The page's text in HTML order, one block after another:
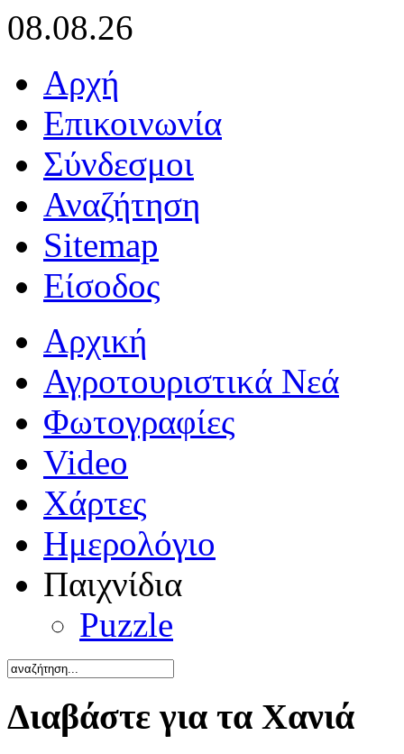
08.08.26
Αρχή
Επικοινωνία
Σύνδεσμοι
Αναζήτηση
Sitemap
Είσοδος
Αρχική
Αγροτουριστικά Νεά
Φωτογραφίες
Video
Χάρτες
Ημερολόγιο
Παιχνίδια
Puzzle
Διαβάστε για τα Χανιά